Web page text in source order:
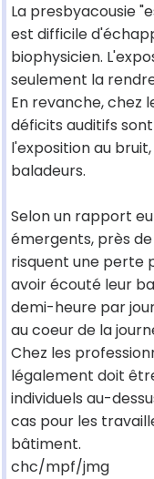
La presbyacousie
est difficile
biophysicien.
seulement la
En revanche, chez
déficits auditifs
l'exposition au
baladeurs.
Selon un rapport
émergents, près de
risquent une perte
avoir écouté leur
demi-heure par
au coeur de la
Chez les
légalement doit
individuels au-
cas pour les
bâtiment.
chc/mpf/jmg